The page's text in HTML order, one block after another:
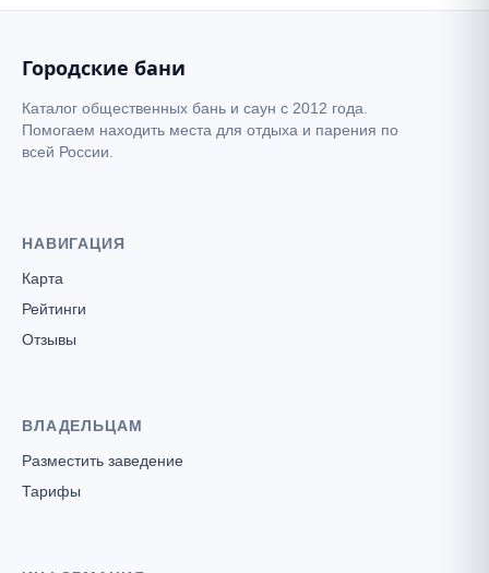
Городские бани
Каталог общественных бань и саун с 2012 года.
Помогаем находить места для отдыха и парения по
всей России.
НАВИГАЦИЯ
Карта
Рейтинги
Отзывы
ВЛАДЕЛЬЦАМ
Разместить заведение
Тарифы